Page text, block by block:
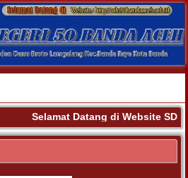
Selamat Datang di Website SD